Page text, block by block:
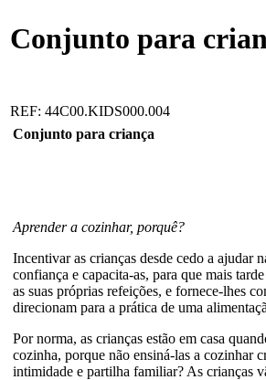
Conjunto para
REF: 44C00.KIDS000.004
Conjunto para criança
Aprender a cozinhar, porquê?
Incentivar as crianças desde cedo a ajudar
confiança e capacita-as, para que mais
as suas próprias refeições, e fornece-lhes
direcionam para a prática de uma
Por norma, as crianças estão em casa
cozinha, porque não ensiná-las a cozinhar
intimidade e partilha familiar? As crianças